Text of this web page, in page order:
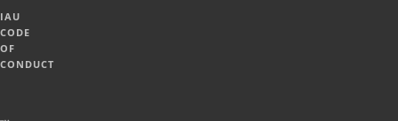
IAU
CODE
OF
CONDUCT